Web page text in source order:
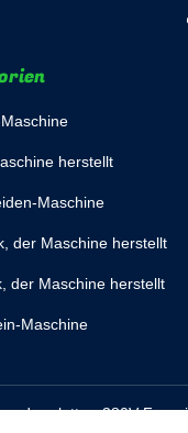
herstellt
Maschine
der Maschine herstellt
der Maschine herstellt
Maschine
der platten-380V